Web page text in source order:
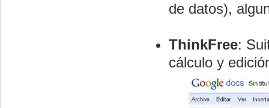
de datos),
ThinkFree:
cálculo y